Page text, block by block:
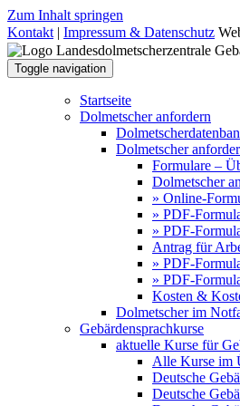
Zum Inhalt springen
Kontakt | Impressum & Datenschutz
Toggle navigation
Startseite
Dolmetscher anfordern
Dolmetscher
Formulare –
Dolmetscher
» Online-
» PDF-
» PDF-
Antrag für
» PDF-
» PDF-
Kosten &
Dolmetscher im
Gebärdensprachkurse
aktuelle Kurse für
Alle Kurse im
Deutsche
Deutsche